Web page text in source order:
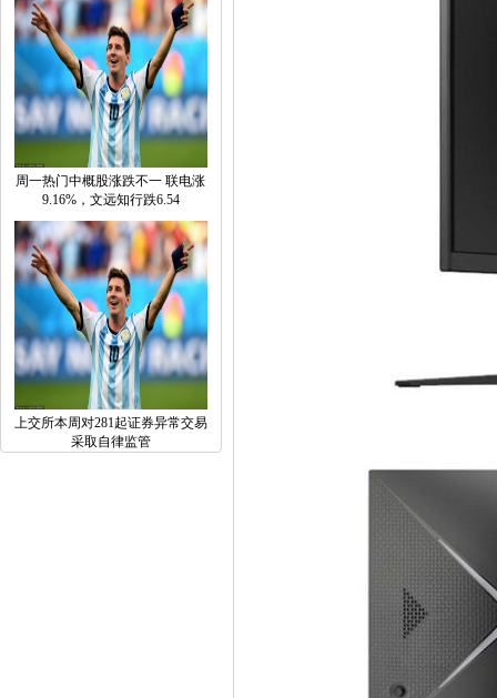
周一热门中概股涨跌不一联电涨
9.16%，文远知行跌6.54
上交所本周对281起证券异常交易
采取自律监管